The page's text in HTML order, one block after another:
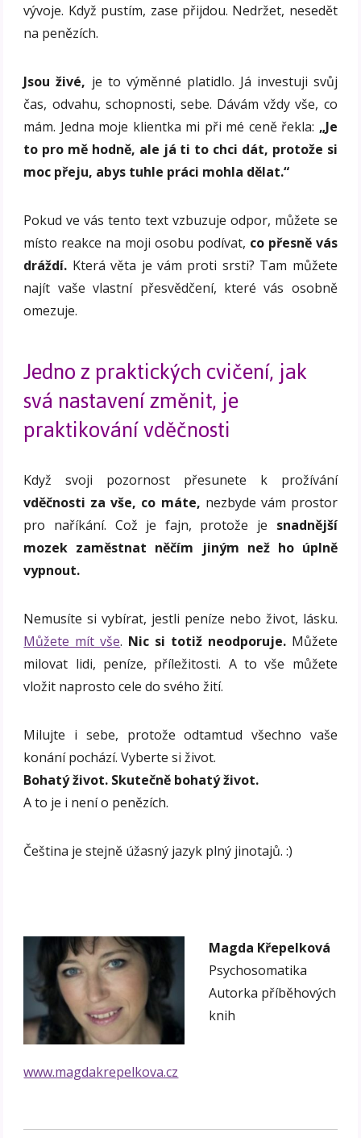
vývoje. Když pustím, zase přijdou. Nedržet, nesedět
na penězích.
Jsou živé, je to výměnné platidlo. Já investuji svůj
čas, odvahu, schopnosti, sebe. Dávám vždy vše, co
mám. Jedna moje klientka mi při mé ceně řekla: „Je
to pro mě hodně, ale já ti to chci dát, protože si
moc přeju, abys tuhle práci mohla dělat.“
Pokud ve vás tento text vzbuzuje odpor, můžete se
místo reakce na moji osobu podívat, co přesně vás
dráždí. Která věta je vám proti srsti? Tam můžete
najít vaše vlastní přesvědčení, které vás osobně
omezuje.
Jedno z praktických cvičení, jak
svá nastavení změnit, je
praktikování vděčnosti
Když svoji pozornost přesunete k prožívání
vděčnosti za vše, co máte, nezbyde vám prostor
pro naříkání. Což je fajn, protože je snadnější
mozek zaměstnat něčím jiným než ho úplně
vypnout.
Nemusíte si vybírat, jestli peníze nebo život, lásku.
Můžete mít vše. Nic si totiž neodporuje.Můžete
milovat lidi, peníze, příležitosti. A to vše můžete
vložit naprosto cele do svého žití.
Milujte i sebe, protože odtamtud všechno vaše
konání pochází. Vyberte si život.
Bohatý život. Skutečně bohatý život.
A to je i není o penězích.
Čeština je stejně úžasný jazyk plný jinotajů. :)
Magda Křepelková
Psychosomatika
Autorka příběhových
knih
www.magdakrepelkova.cz